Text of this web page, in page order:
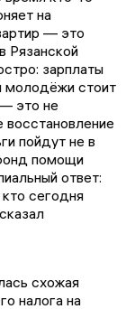
на
— это
Рязанской
зарплаты
молодёжи стоит
это не
восстановление
пойдут не в
помощи
ответ:
сегодня
схожая
налога на